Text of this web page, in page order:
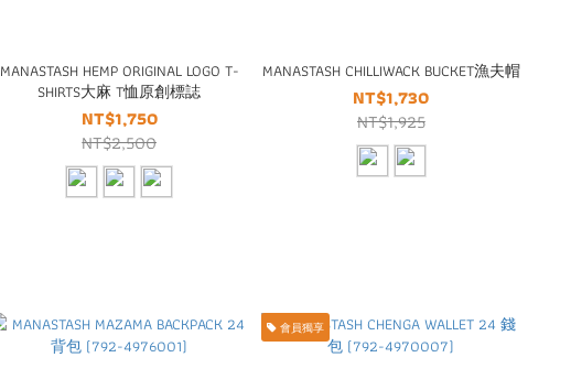
MANASTASH HEMP ORIGINAL LOGO T-
SHIRTS大麻 T恤原創標誌
NT$1,750
NT$2,500
MANASTASH CHILLIWACK BUCKET漁夫帽
NT$1,730
NT$1,925
會員獨享